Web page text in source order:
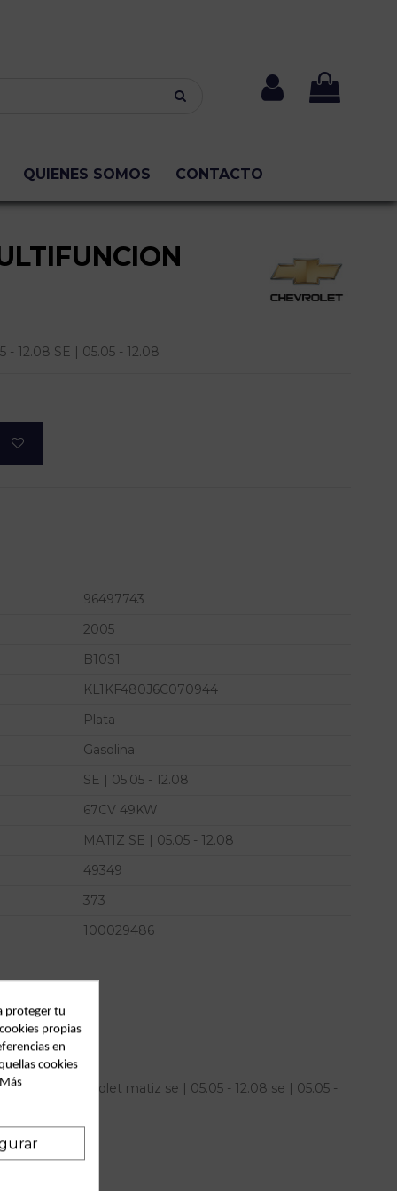
QUIENES SOMOS CONTACTO
- 12.08 SE | 05.05 - 12.08
96497743
2005
B10S1
KL1KF480J6C070944
Plata
Gasolina
SE | 05.05 - 12.08
67CV 49KW
MATIZ SE | 05.05 - 12.08
49349
373
100029486
para chevrolet matiz se | 05.05 - 12.08 se | 05.05 -
proteger tu
propias
en
cookies